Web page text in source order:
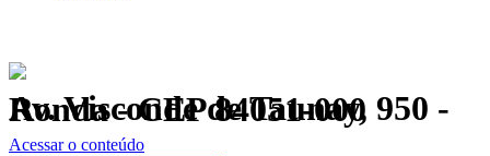
Av. Visconde de Taunay, 950 - Ronda - CEP 84051-000
Política de Privacidade.
Acessar o conteúdo